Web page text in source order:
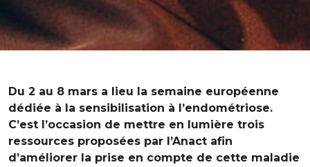
Du 2 au 8 mars a lieu la semaine européenne
dédiée à la sensibilisation à l’endométriose.
C’est l’occasion de mettre en lumière trois
ressources proposées par l’Anact afin
d’améliorer la prise en compte de cette maladie